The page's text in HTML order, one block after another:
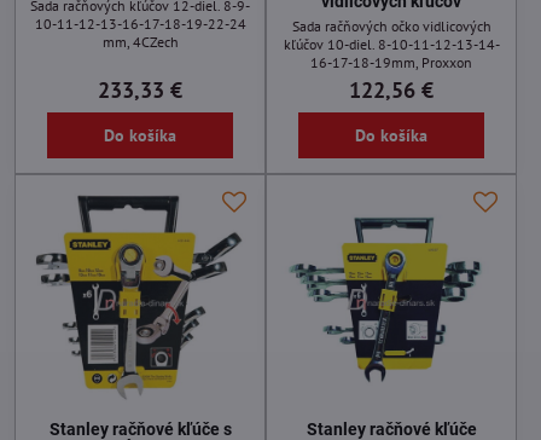
Sada račňových kľúčov 12-diel. 8-9-
10-11-12-13-16-17-18-19-22-24
mm, 4CZech
233,33 €
Do košíka
Sada račňových očko vidlicových
kľúčov 10-diel. 8-10-11-12-13-14-
16-17-18-19mm, Proxxon
122,56 €
Do košíka
Stanley račňové kľúče s
Stanley račňové kľúče